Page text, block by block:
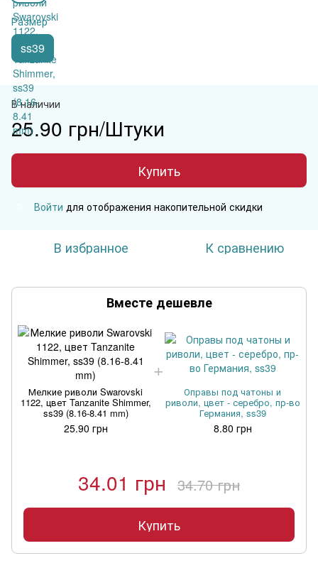
Размер
ss39
В наличии
25.90 грн/Штуки
Купить
Войти для отображения накопительной скидки
В избранное К сравнению
Вместе дешевле
Мелкие риволи Swarovski
1122, цвет Tanzanite Shimmer,
ss39 (8.16-8.41 mm)
25.90 грн
Оправы под чатоны и
риволи, цвет - серебро, пр-во
Германия, ss39
8.80 грн
34.01 грн 34.70 грн
Купить